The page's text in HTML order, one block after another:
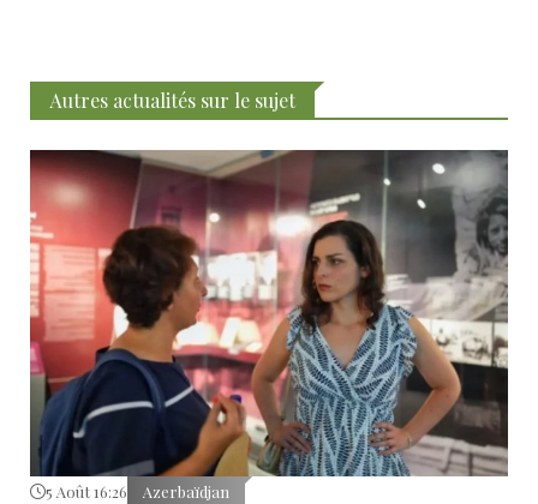
Autres actualités sur le sujet
5 Août 16:26 Azerbaïdjan